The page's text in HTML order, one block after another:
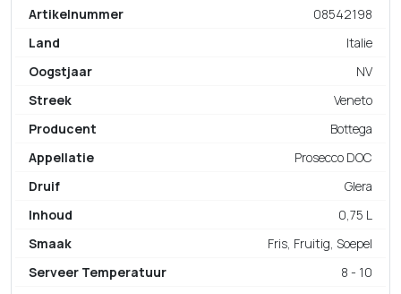
Artikelnummer
08542198
Land
Italie
Oogstjaar
NV
Streek
Veneto
Producent
Bottega
Appellatie
Prosecco DOC
Druif
Glera
Inhoud
0,75 L
Smaak
Fris, Fruitig, Soepel
Serveer Temperatuur
8 - 10